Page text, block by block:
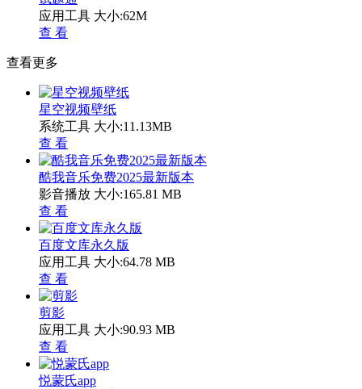
应用工具 大小:62M
查 看
查看更多
星空视频壁纸
系统工具 大小:11.13MB
查 看
酷我音乐免费2025最新版本
影音播放 大小:165.81 MB
查 看
百度文库永久版
应用工具 大小:64.78 MB
查 看
剪影
应用工具 大小:90.93 MB
查 看
悦蒙氏app